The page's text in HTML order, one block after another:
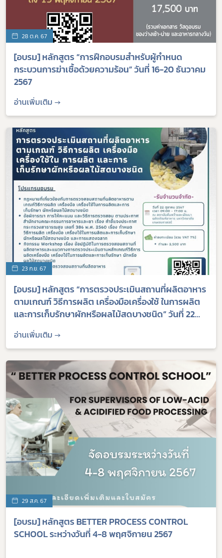
28 ต.ค. 67
[อบรม] หลักสูตร “การฝึกอบรมสำหรับผู้กำหนด
กระบวนการฆ่าเชื้อด้วยความร้อน” วันที่ 16-20 ธันวาคม
2567
อ่านเพิ่มเติม →
23 ก.ย. 67
[อบรม] หลักสูตร “การตรวจประเมินสถานที่ผลิตอาหาร
ตามเกณฑ์ วิธีการผลิต เครื่องมือเครื่องใช้ ในการผลิต
และการเก็บรักษาผักหรือผลไม้สดบางชนิด” วันที่ 22
ตุลาคม 2567
อ่านเพิ่มเติม →
29 ส.ค. 67
[อบรม] หลักสูตร BETTER PROCESS CONTROL
SCHOOL ระหว่างวันที่ 4-8 พฤศจิกายน 2567